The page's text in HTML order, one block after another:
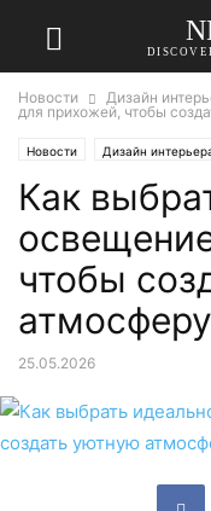
Новости Дизайн
для прихожей, чтобы
Новости Дизайн
Как
чтобы
атмосферу
25.05.2026